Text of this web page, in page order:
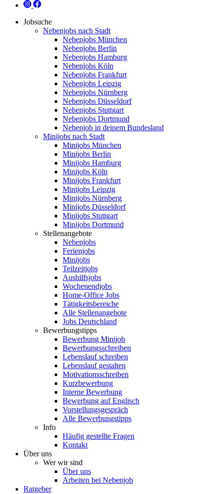
Jobsuche
Nebenjobs nach Stadt
Nebenjobs München
Nebenjobs Berlin
Nebenjobs Hamburg
Nebenjobs Köln
Nebenjobs Frankfurt
Nebenjobs Leipzig
Nebenjobs Nürnberg
Nebenjobs Düsseldorf
Nebenjobs Stuttgart
Nebenjobs Dortmund
Nebenjob in deinem Bundesland
Minijobs nach Stadt
Minijobs München
Minijobs Berlin
Minijobs Hamburg
Minijobs Köln
Minijobs Frankfurt
Minijobs Leipzig
Minijobs Nürnberg
Minijobs Düsseldorf
Minijobs Stuttgart
Minijobs Dortmund
Stellenangebote
Nebenjobs
Ferienjobs
Minijobs
Teilzeitjobs
Aushilfsjobs
Wochenendjobs
Home-Office Jobs
Tätigkeitsbereiche
Alle Stellenangebote
Jobs Deutschland
Bewerbungstipps
Bewerbung Minijob
Bewerbungsschreiben
Lebenslauf schreiben
Lebenslauf gestalten
Motivationsschreiben
Kurzbewerbung
Interne Bewerbung
Bewerbung auf Englisch
Vorstellungsgespräch
Alle Bewerbungstipps
Info
Häufig gestellte Fragen
Kontakt
Über uns
Wer wir sind
Über uns
Arbeiten bei Nebenjob
Ratgeber